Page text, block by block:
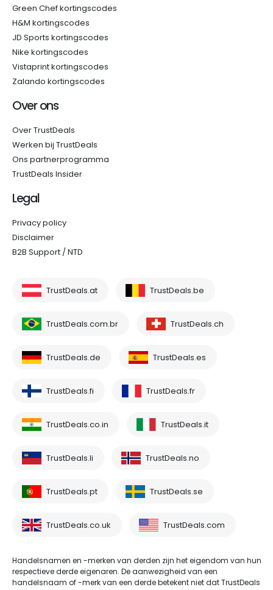
Green Chef kortingscodes
H&M kortingscodes
JD Sports kortingscodes
Nike kortingscodes
Vistaprint kortingscodes
Zalando kortingscodes
Over ons
Over TrustDeals
Werken bij TrustDeals
Ons partnerprogramma
TrustDeals Insider
Legal
Privacy policy
Disclaimer
B2B Support / NTD
TrustDeals.at TrustDeals.be
TrustDeals.com.br TrustDeals.ch
TrustDeals.de TrustDeals.es
TrustDeals.fi TrustDeals.fr
TrustDeals.co.in TrustDeals.it
TrustDeals.li TrustDeals.no
TrustDeals.pt TrustDeals.se
TrustDeals.co.uk TrustDeals.com
Handelsnamen en -merken van derden zijn het eigendom van hun
respectieve derde eigenaren. De aanwezigheid van een
handelsnaam of -merk van een derde betekent niet dat TrustDeals